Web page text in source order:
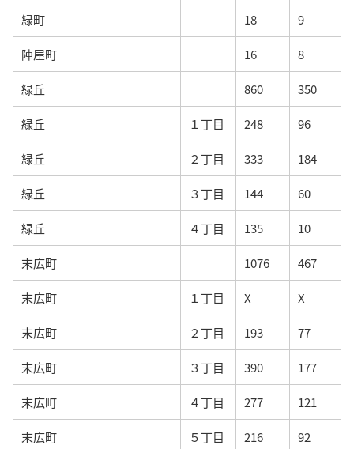
緑町 18 9
陣屋町 16 8
緑丘 860 350
緑丘 １丁目 248 96
緑丘 ２丁目 333 184
緑丘 ３丁目 144 60
緑丘 ４丁目 135 10
末広町 1076 467
末広町 １丁目 X X
末広町 ２丁目 193 77
末広町 ３丁目 390 177
末広町 ４丁目 277 121
末広町 ５丁目 216 92